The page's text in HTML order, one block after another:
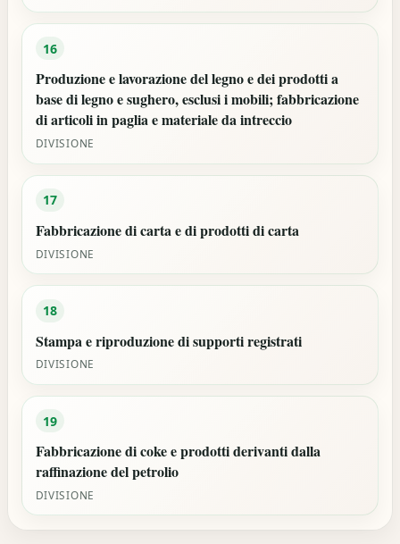
16
Produzione e lavorazione del legno e dei prodotti a
base di legno e sughero, esclusi i mobili; fabbricazione
di articoli in paglia e materiale da intreccio
DIVISIONE
17
Fabbricazione di carta e di prodotti di carta
DIVISIONE
18
Stampa e riproduzione di supporti registrati
DIVISIONE
19
Fabbricazione di coke e prodotti derivanti dalla
raffinazione del petrolio
DIVISIONE